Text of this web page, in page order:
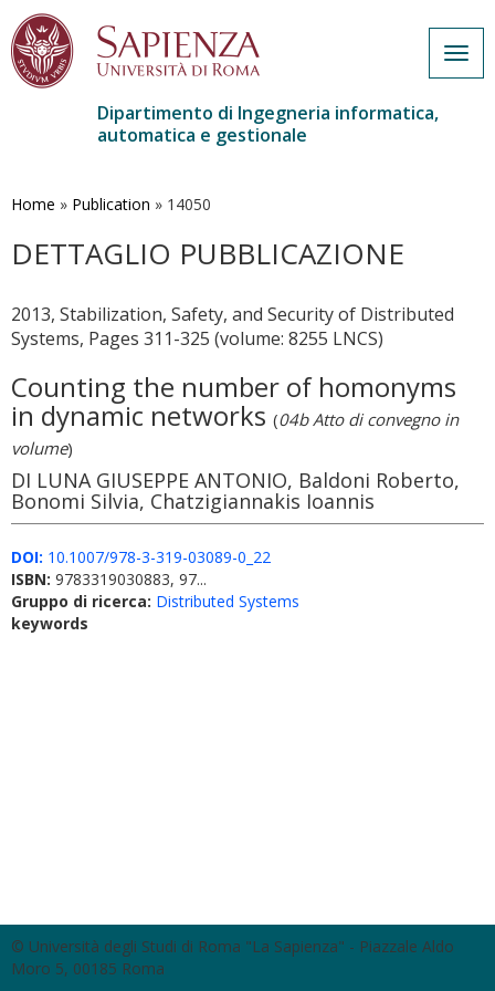
contenuto
Dipartimento di Ingegneria informatica,
automatica e gestionale
Home » Publication » 14050
DETTAGLIO PUBBLICAZIONE
2013, Stabilization, Safety, and Security of Distributed
Systems, Pages 311-325 (volume: 8255 LNCS)
Counting the number of homonyms
in dynamic networks (04b Atto di convegno in
volume)
DI LUNA GIUSEPPE ANTONIO, Baldoni Roberto,
Bonomi Silvia, Chatzigiannakis Ioannis
DOI: 10.1007/978-3-319-03089-0_22
ISBN: 9783319030883, 97...
Gruppo di ricerca: Distributed Systems
keywords
© Università degli Studi di Roma "La Sapienza" - Piazzale Aldo
Moro 5, 00185 Roma